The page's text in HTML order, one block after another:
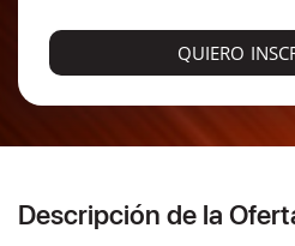
QUIERO
Descripción de la